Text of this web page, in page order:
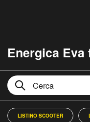
Energica
LISTINO SCOOTER